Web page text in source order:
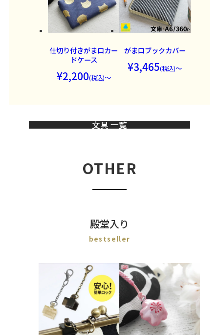
仕切り付きがま口カー
ドケース
2,200 ～
がま口ブックカバー
3,465 ～
文具 一覧
OTHER
殿堂入り